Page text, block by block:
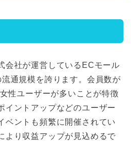
会社が運営しているECモール
通規模を誇ります。会員数が
性ユーザーが多いことが特徴
イントアップなどのユーザー
ベントも頻繁に開催されてい
より収益アップが見込めるで